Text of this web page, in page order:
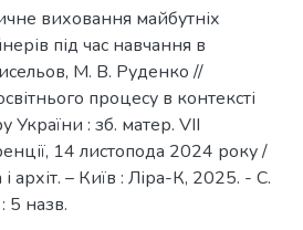
виховання майбутніх
під час навчання в
М. В. Руденко //
процесу в контексті
: зб. матер. VІІ
14 листопода 2024 року /
архіт. – Київ : Ліра-К, 2025. - С.
5 назв.